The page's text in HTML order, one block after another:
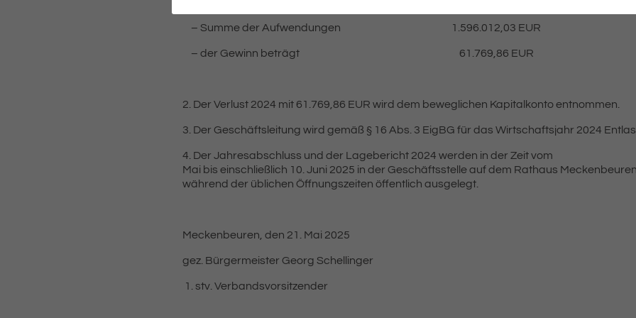
– Summe der Aufwendungen 1.596.012,03 EUR
– der Gewinn beträgt 61.769,86 EUR
2. Der Verlust 2024 mit 61.769,86 EUR wird dem beweglichen Kapitalkonto entnommen.
3. Der Geschäftsleitung wird gemäß § 16 Abs. 3 EigBG für das Wirtschaftsjahr 2024
4. Der Jahresabschluss und der Lagebericht 2024 werden in der Zeit vom
Mai bis einschließlich 10. Juni 2025 in der Geschäftsstelle auf dem Rathaus
während der üblichen Öffnungszeiten öffentlich ausgelegt.
Meckenbeuren, den 21. Mai 2025
gez. Bürgermeister Georg Schellinger
stv. Verbandsvorsitzender